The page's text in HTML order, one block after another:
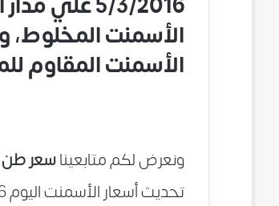
الأسمنت
الأسمنت المقاوم
ونعرض لكم متابعيناسعر طن